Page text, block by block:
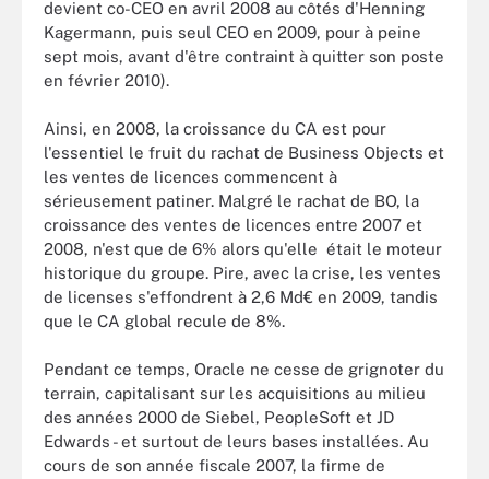
devient co-CEO en avril 2008 au côtés d'Henning
Kagermann, puis seul CEO en 2009, pour à peine
sept mois, avant d'être contraint à quitter son poste
en février 2010).
Ainsi, en 2008, la croissance du CA est pour
l'essentiel le fruit du rachat de Business Objects et
les ventes de licences commencent à
sérieusement patiner. Malgré le rachat de BO, la
croissance des ventes de licences entre 2007 et
2008, n'est que de 6% alors qu'elle était le moteur
historique du groupe. Pire, avec la crise, les ventes
de licenses s'effondrent à 2,6 Md€ en 2009, tandis
que le CA global recule de 8%.
Pendant ce temps, Oracle ne cesse de grignoter du
terrain, capitalisant sur les acquisitions au milieu
des années 2000 de Siebel, PeopleSoft et JD
Edwards - et surtout de leurs bases installées. Au
cours de son année fiscale 2007, la firme de